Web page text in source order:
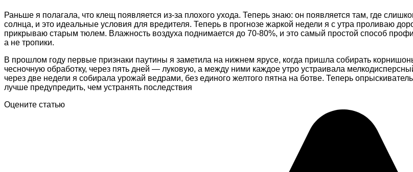
Раньше я полагала, что клещ появляется из-за плохого ухода. Теперь знаю: он появляется там, где
солнца, и это идеальные условия для вредителя. Теперь в прогнозе жаркой недели я с утра проливаю
прикрываю старым тюлем. Влажность воздуха поднимается до 70-80%, и это самый простой способ
а не тропики.
В прошлом году первые признаки паутины я заметила на нижнем ярусе, когда пришла собирать
чесночную обработку, через пять дней — луковую, а между ними каждое утро устраивала
через две недели я собирала урожай ведрами, без единого желтого пятна на ботве. Теперь
лучше предупредить, чем устранять последствия
Оцените статью